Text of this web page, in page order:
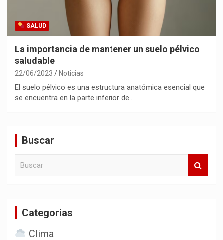
SALUD
La importancia de mantener un suelo pélvico
saludable
22/06/2023 Noticias
El suelo pélvico es una estructura anatómica esencial que
se encuentra en la parte inferior de…
Buscar
Categorias
Clima